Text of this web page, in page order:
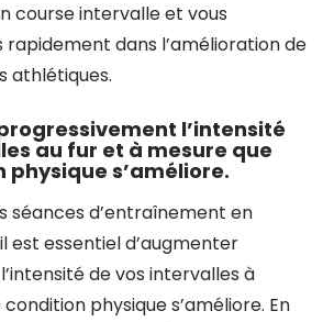
course intervalle et vous
rapidement dans l’amélioration de
athlétiques.
l’intensité
au fur et à mesure que
s’améliore.
séances d’entraînement en
est essentiel d’augmenter
de vos intervalles à
physique s’améliore. En